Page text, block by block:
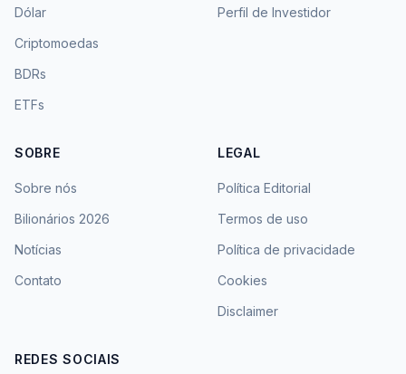
Dólar
Criptomoedas
BDRs
ETFs
Perfil de Investidor
SOBRE
Sobre nós
Bilionários 2026
Notícias
Contato
LEGAL
Política Editorial
Termos de uso
Política de privacidade
Cookies
Disclaimer
REDES SOCIAIS